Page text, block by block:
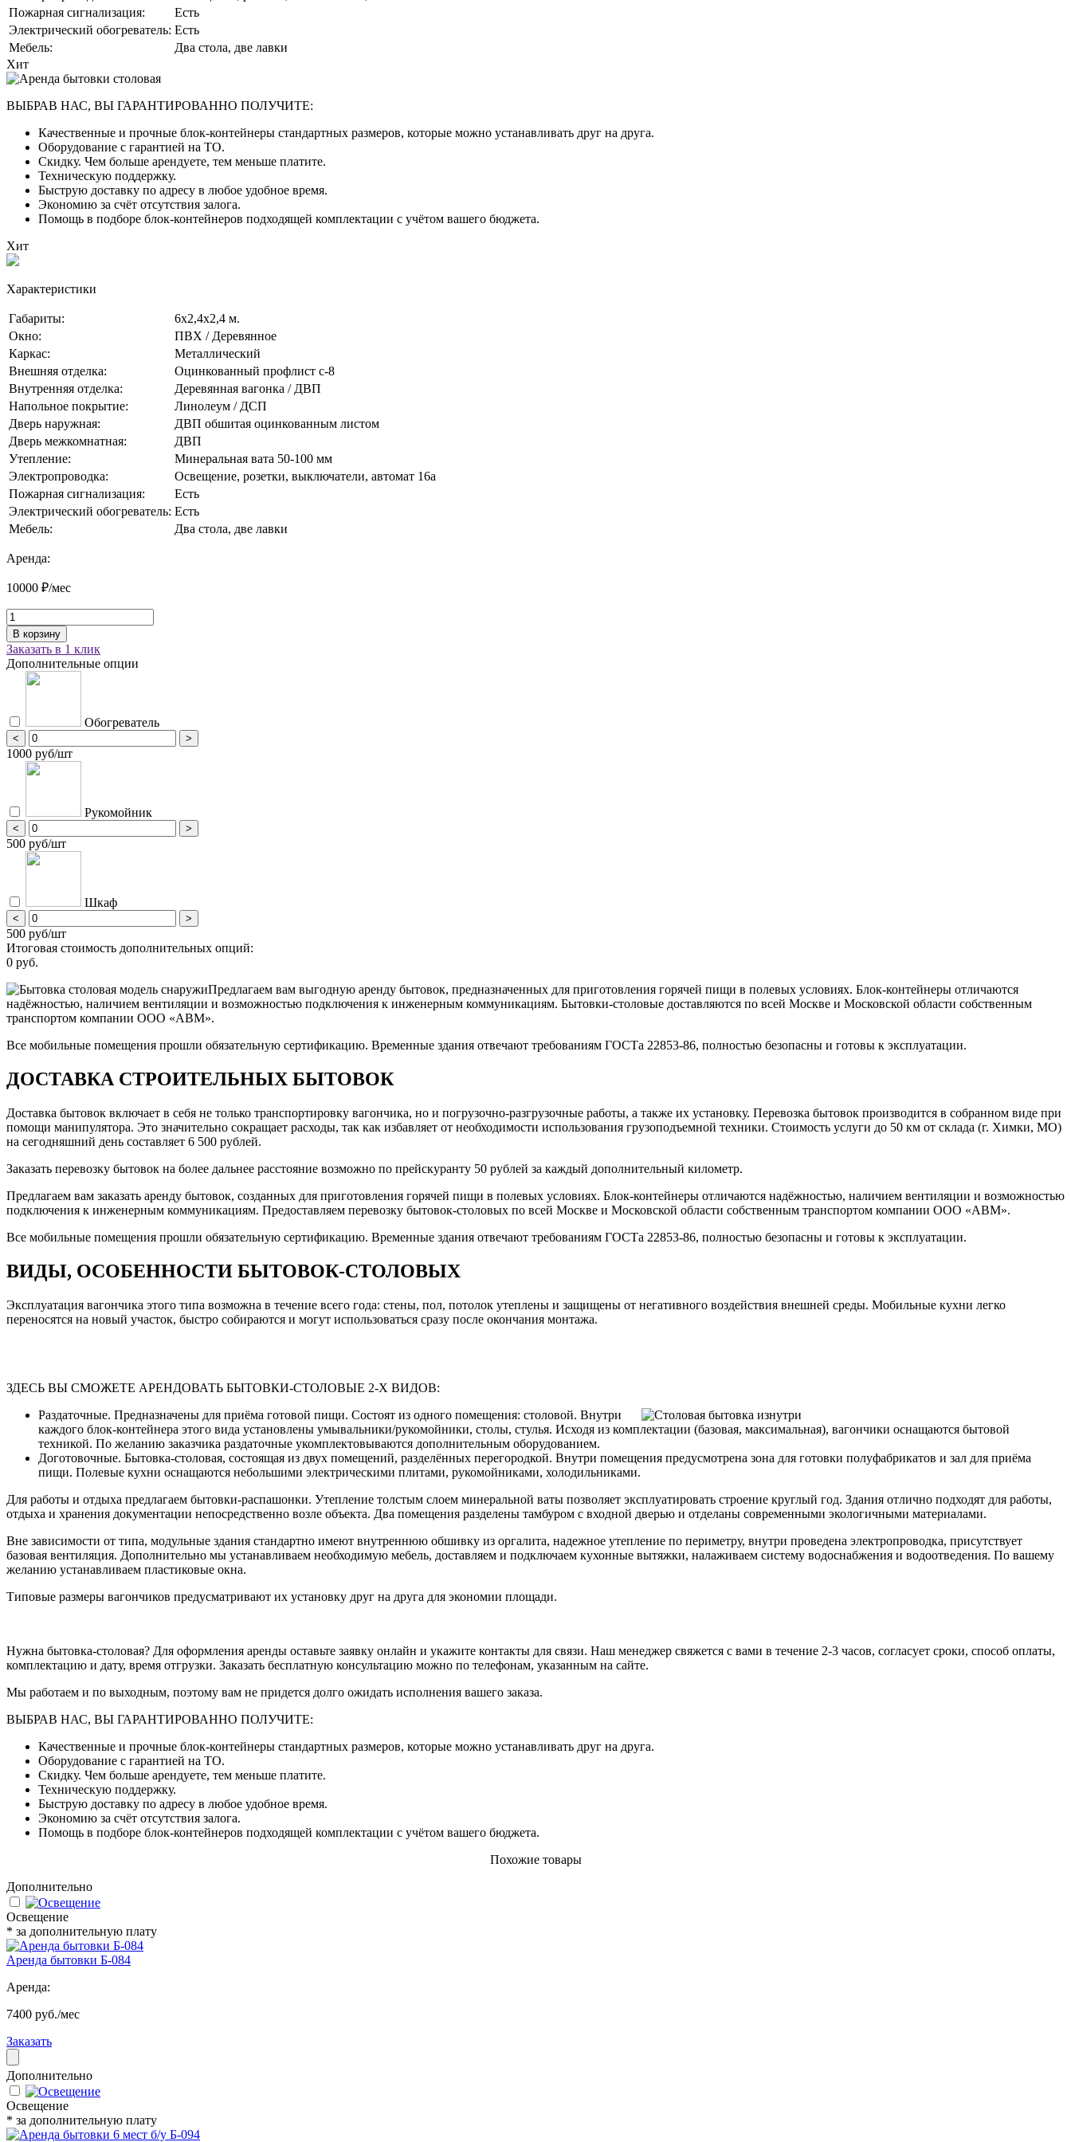
Пожарная сигнализация:
Есть
Электрический обогреватель: Есть
Мебель:
Два стола, две лавки
Хит
ВЫБРАВ НАС, ВЫ ГАРАНТИРОВАННО ПОЛУЧИТЕ:
Качественные и прочные блок-контейнеры стандартных размеров, которые можно устанавливать друг на друга.
Оборудование с гарантией на ТО.
Скидку. Чем больше арендуете, тем меньше платите.
Техническую поддержку.
Быструю доставку по адресу в любое удобное время.
Экономию за счёт отсутствия залога.
Помощь в подборе блок-контейнеров подходящей комплектации с учётом вашего бюджета.
Хит
Характеристики
Габариты:
6х2,4х2,4 м.
Окно:
ПВХ / Деревянное
Каркас:
Металлический
Внешняя отделка:
Оцинкованный профлист с-8
Внутренняя отделка:
Деревянная вагонка / ДВП
Напольное покрытие:
Линолеум / ДСП
Дверь наружная:
ДВП обшитая оцинкованным листом
Дверь межкомнатная:
ДВП
Утепление:
Минеральная вата 50-100 мм
Электропроводка:
Освещение, розетки, выключатели, автомат 16а
Пожарная сигнализация:
Есть
Электрический обогреватель: Есть
Мебель:
Два стола, две лавки
Аренда:
10000 ₽/мес
Заказать в 1 клик
Дополнительные опции
Обогреватель
< >
1000 руб/шт
Рукомойник
< >
500 руб/шт
Шкаф
< >
500 руб/шт
Итоговая стоимость дополнительных опций:
0 руб.
Предлагаем вам выгодную аренду бытовок, предназначенных для приготовления горячей пищи в полевых условиях. Блок-контейнеры отличаются
надёжностью, наличием вентиляции и возможностью подключения к инженерным коммуникациям. Бытовки-столовые доставляются по всей Москве и Московской области собственным
транспортом компании ООО «АВМ».
Все мобильные помещения прошли обязательную сертификацию. Временные здания отвечают требованиям ГОСТа 22853-86, полностью безопасны и готовы к эксплуатации.
ДОСТАВКА СТРОИТЕЛЬНЫХ БЫТОВОК
Доставка бытовок включает в себя не только транспортировку вагончика, но и погрузочно-разгрузочные работы, а также их установку. Перевозка бытовок производится в собранном виде при
помощи манипулятора. Это значительно сокращает расходы, так как избавляет от необходимости использования грузоподъемной техники. Стоимость услуги до 50 км от склада (г. Химки, МО)
на сегодняшний день составляет 6 500 рублей.
Заказать перевозку бытовок на более дальнее расстояние возможно по прейскуранту 50 рублей за каждый дополнительный километр.
Предлагаем вам заказать аренду бытовок, созданных для приготовления горячей пищи в полевых условиях. Блок-контейнеры отличаются надёжностью, наличием вентиляции и возможностью
подключения к инженерным коммуникациям. Предоставляем перевозку бытовок-столовых по всей Москве и Московской области собственным транспортом компании ООО «АВМ».
Все мобильные помещения прошли обязательную сертификацию. Временные здания отвечают требованиям ГОСТа 22853-86, полностью безопасны и готовы к эксплуатации.
ВИДЫ, ОСОБЕННОСТИ БЫТОВОК-СТОЛОВЫХ
Эксплуатация вагончика этого типа возможна в течение всего года: стены, пол, потолок утеплены и защищены от негативного воздействия внешней среды. Мобильные кухни легко
переносятся на новый участок, быстро собираются и могут использоваться сразу после окончания монтажа.
ЗДЕСЬ ВЫ СМОЖЕТЕ АРЕНДОВАТЬ БЫТОВКИ-СТОЛОВЫЕ 2-Х ВИДОВ:
Раздаточные. Предназначены для приёма готовой пищи. Состоят из одного помещения: столовой. Внутри
каждого блок-контейнера этого вида установлены умывальники/рукомойники, столы, стулья. Исходя из комплектации (базовая, максимальная), вагончики оснащаются бытовой
техникой. По желанию заказчика раздаточные укомплектовываются дополнительным оборудованием.
Доготовочные. Бытовка-столовая, состоящая из двух помещений, разделённых перегородкой. Внутри помещения предусмотрена зона для готовки полуфабрикатов и зал для приёма
пищи. Полевые кухни оснащаются небольшими электрическими плитами, рукомойниками, холодильниками.
Для работы и отдыха предлагаем бытовки-распашонки. Утепление толстым слоем минеральной ваты позволяет эксплуатировать строение круглый год. Здания отлично подходят для работы,
отдыха и хранения документации непосредственно возле объекта. Два помещения разделены тамбуром с входной дверью и отделаны современными экологичными материалами.
Вне зависимости от типа, модульные здания стандартно имеют внутреннюю обшивку из оргалита, надежное утепление по периметру, внутри проведена электропроводка, присутствует
базовая вентиляция. Дополнительно мы устанавливаем необходимую мебель, доставляем и подключаем кухонные вытяжки, налаживаем систему водоснабжения и водоотведения. По вашему
желанию устанавливаем пластиковые окна.
Типовые размеры вагончиков предусматривают их установку друг на друга для экономии площади.
Нужна бытовка-столовая? Для оформления аренды оставьте заявку онлайн и укажите контакты для связи. Наш менеджер свяжется с вами в течение 2-3 часов, согласует сроки, способ оплаты,
комплектацию и дату, время отгрузки. Заказать бесплатную консультацию можно по телефонам, указанным на сайте.
Мы работаем и по выходным, поэтому вам не придется долго ожидать исполнения вашего заказа.
ВЫБРАВ НАС, ВЫ ГАРАНТИРОВАННО ПОЛУЧИТЕ:
Качественные и прочные блок-контейнеры стандартных размеров, которые можно устанавливать друг на друга.
Оборудование с гарантией на ТО.
Скидку. Чем больше арендуете, тем меньше платите.
Техническую поддержку.
Быструю доставку по адресу в любое удобное время.
Экономию за счёт отсутствия залога.
Помощь в подборе блок-контейнеров подходящей комплектации с учётом вашего бюджета.
Похожие товары
Дополнительно
Освещение
* за дополнительную плату
Аренда бытовки Б-084
Аренда:
7400 руб./мес
Заказать
Дополнительно
Освещение
* за дополнительную плату